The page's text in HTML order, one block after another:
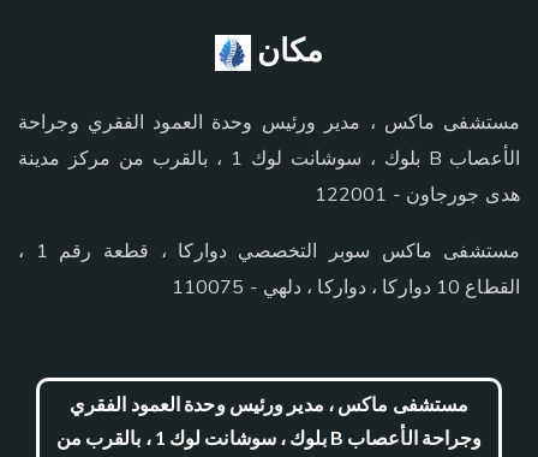
مكان
مستشفى ماكس ، مدير ورئيس وحدة العمود الفقري وجراحة
الأعصاب B بلوك ، سوشانت لوك 1 ، بالقرب من مركز مدينة
هدى جورجاون - 122001
مستشفى ماكس سوبر التخصصي دواركا ، قطعة رقم 1 ،
القطاع 10 دواركا ، دواركا ، دلهي - 110075
مستشفى ماكس ، مدير ورئيس وحدة العمود الفقري
وجراحة الأعصاب B بلوك ، سوشانت لوك 1 ، بالقرب من